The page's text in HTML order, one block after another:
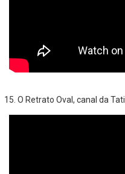
O Retrato Oval, canal da Tati